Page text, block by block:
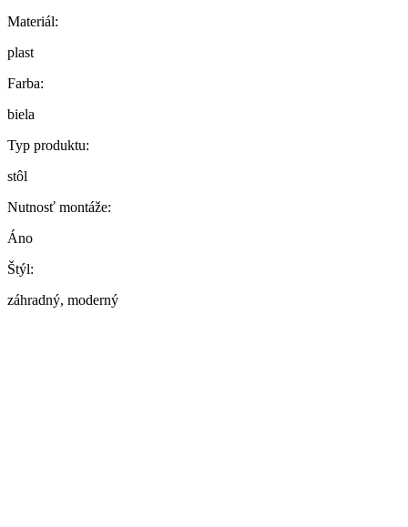
Materiál:
plast
Farba:
biela
Typ produktu:
stôl
Nutnosť montáže:
Áno
Štýl:
záhradný, moderný